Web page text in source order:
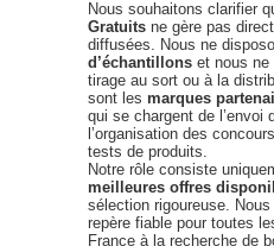
Nous souhaitons clarifier
Gratuits ne gère pas
diffusées. Nous ne
d’échantillons et nous ne
tirage au sort ou à la
sont les marques
qui se chargent de l’envoi
l’organisation des
tests de produits.
Notre rôle consiste
meilleures offres
sélection rigoureuse.
repère fiable pour toutes
France à la recherche de